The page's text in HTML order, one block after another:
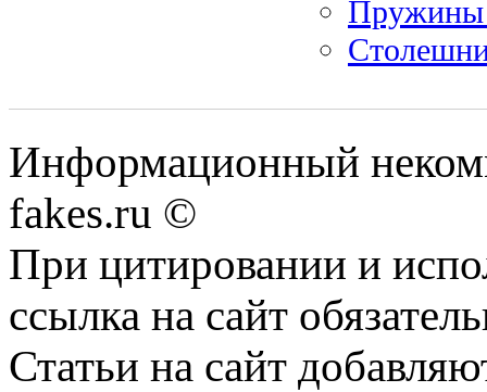
Пружины
Информационный
fakes.ru ©
При цитировании и
ссылка на сайт
Статьи на сайт